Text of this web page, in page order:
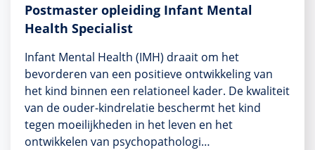
Postmaster opleiding Infant Mental
Health Specialist
Infant Mental Health (IMH) draait om het
bevorderen van een positieve ontwikkeling van
het kind binnen een relationeel kader. De kwaliteit
van de ouder-kindrelatie beschermt het kind
tegen moeilijkheden in het leven en het
ontwikkelen van psychopathologi…